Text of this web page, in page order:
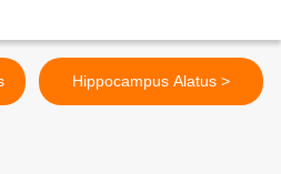
Hippocampus Alatus >